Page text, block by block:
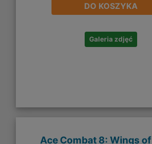
DO KOSZYKA
Galeria zdjęć
Ace Combat 8: Wings